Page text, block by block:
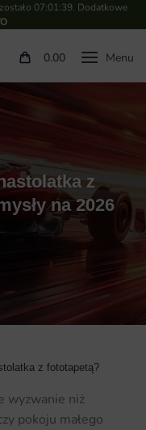
07:01:38. Dodatkowe
0.00
z
na 2026
z fototapetą?
wyzwanie niż
pokoju małego